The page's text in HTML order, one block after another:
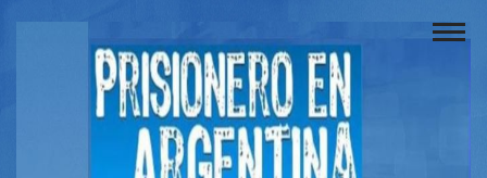
Buscador
Documentos